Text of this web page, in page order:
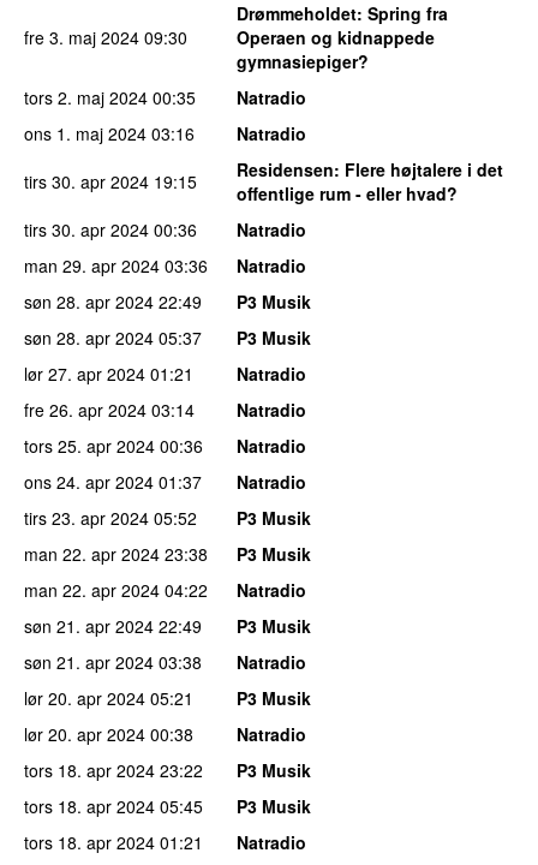
fre 3. maj 2024 09:30
Drømmeholdet: Spring fra
Operaen og kidnappede
gymnasiepiger?
tors 2. maj 2024 00:35
Natradio
ons 1. maj 2024 03:16
Natradio
tirs 30. apr 2024 19:15 Residensen: Flere højtalere i det
offentlige rum - eller hvad?
tirs 30. apr 2024 00:36
Natradio
man 29. apr 2024 03:36
Natradio
søn 28. apr 2024 22:49
P3 Musik
søn 28. apr 2024 05:37
P3 Musik
lør 27. apr 2024 01:21
Natradio
fre 26. apr 2024 03:14
Natradio
tors 25. apr 2024 00:36
Natradio
ons 24. apr 2024 01:37
Natradio
tirs 23. apr 2024 05:52
P3 Musik
man 22. apr 2024 23:38
P3 Musik
man 22. apr 2024 04:22
Natradio
søn 21. apr 2024 22:49
P3 Musik
søn 21. apr 2024 03:38
Natradio
lør 20. apr 2024 05:21
P3 Musik
lør 20. apr 2024 00:38
Natradio
tors 18. apr 2024 23:22
P3 Musik
tors 18. apr 2024 05:45
P3 Musik
tors 18. apr 2024 01:21
Natradio